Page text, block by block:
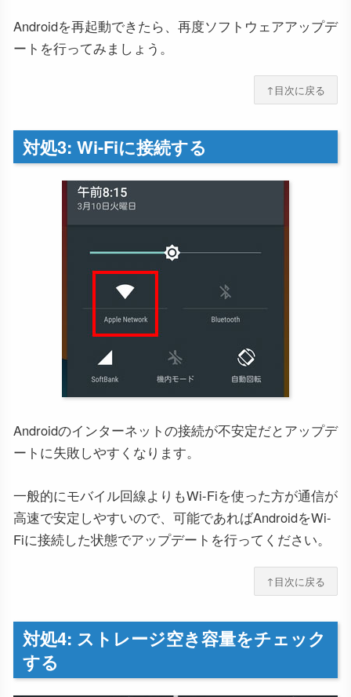
Androidを再起動できたら、再度ソフトウェアアップデ
ートを行ってみましょう。
↑目次に戻る
対処3: Wi-Fiに接続する
Androidのインターネットの接続が不安定だとアップデ
ートに失敗しやすくなります。
一般的にモバイル回線よりもWi-Fiを使った方が通信が
高速で安定しやすいので、可能であればAndroidをWi-
Fiに接続した状態でアップデートを行ってください。
↑目次に戻る
対処4: ストレージ空き容量をチェック
する